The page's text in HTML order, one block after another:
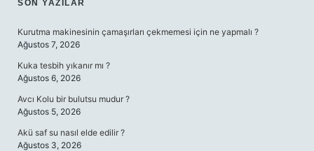
SIDEBAR
SON YAZILAR
Kurutma makinesinin çamaşırları çekmemesi için ne yapmalı ?
Ağustos 7, 2026
Kuka tesbih yıkanır mı ?
Ağustos 6, 2026
Avcı Kolu bir bulutsu mudur ?
Ağustos 5, 2026
Akü saf su nasıl elde edilir ?
Ağustos 3, 2026